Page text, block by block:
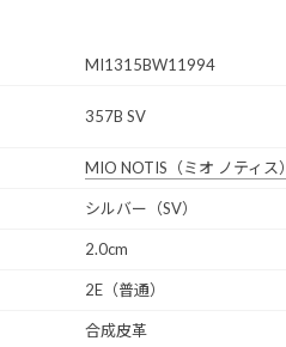
MI1315BW11994
357B SV
MIO NOTIS （ミオ ノティス）
シルバー（SV）
2.0cm
2E（普通）
合成皮革